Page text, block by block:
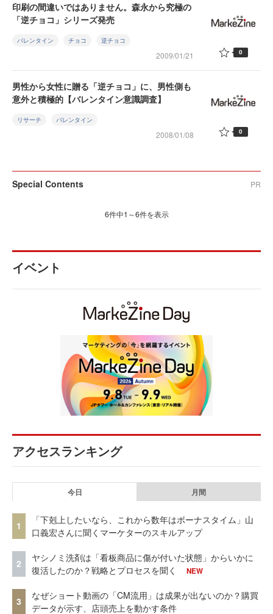
印刷の間違いではありません。森永から究極の
「逆チョコ」シリーズ発売
バレンタイン チョコ 逆チョコ
2009/01/21 0
男性から女性に贈る「逆チョコ」に、男性側も
意外と積極的【バレンタイン意識調査】
リサーチ バレンタイン
2008/01/08 0
Special Contents PR
6件中1～6件を表示
イベント
アクセスランキング
今日 月間
1
「下剋上したいなら、これから数年はボーナスタイム」山
口義宏さんに聞くマーケターのスキルアップ
2
ヤシノミ洗剤は「看板商品に傷が付いた状態」からいかに
復活したのか？戦略とプロセスを聞く
NEW
3
なぜショート動画の「CM流用」は成果が出ないのか？購買
データが示す、店頭売上を動かす条件